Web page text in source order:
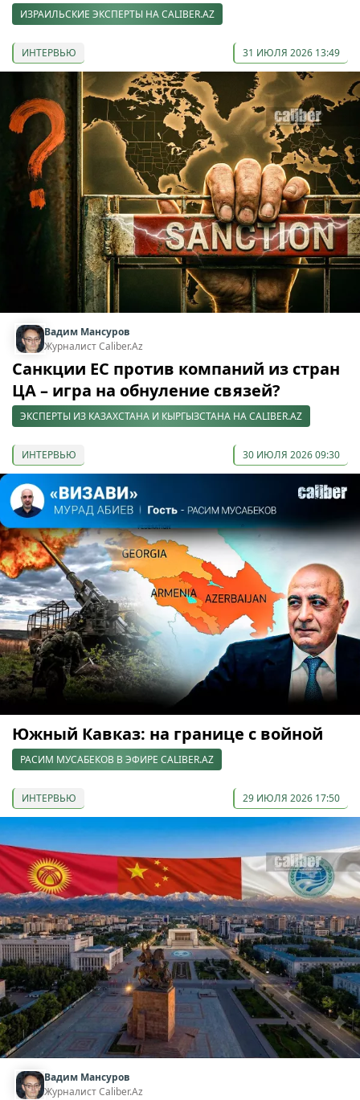
ИЗРАИЛЬСКИЕ ЭКСПЕРТЫ НА CALIBER.AZ
ИНТЕРВЬЮ 31 ИЮЛЯ 2026 13:49
Вадим Мансуров
Журналист Caliber.Az
Санкции ЕС против компаний из стран
ЦА – игра на обнуление связей?
ЭКСПЕРТЫ ИЗ КАЗАХСТАНА И КЫРГЫЗСТАНА НА CALIBER.AZ
ИНТЕРВЬЮ 30 ИЮЛЯ 2026 09:30
Южный Кавказ: на границе с войной
РАСИМ МУСАБЕКОВ В ЭФИРЕ CALIBER.AZ
ИНТЕРВЬЮ 29 ИЮЛЯ 2026 17:50
Вадим Мансуров
Журналист Caliber.Az